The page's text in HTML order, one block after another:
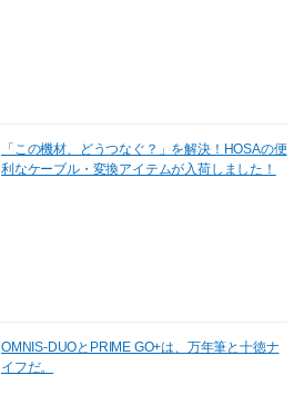
「この機材、どうつなぐ？」を解決！HOSAの便
利なケーブル・変換アイテムが入荷しました！
OMNIS-DUOとPRIME GO+は、万年筆と十徳ナ
イフだ。